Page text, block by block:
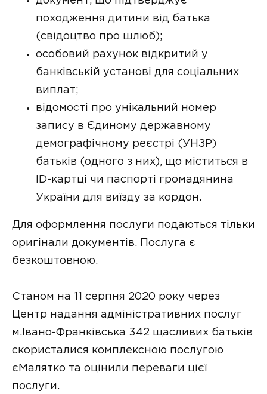
походження дитини від батька
(свідоцтво про шлюб);
особовий рахунок відкритий у
банківській установі для соціальних
виплат;
відомості про унікальний номер
запису в Єдиному державному
демографічному реєстрі (УНЗР)
батьків (одного з них), що міститься в
ID-картці чи паспорті громадянина
України для виїзду за кордон.
Для оформлення послуги подаються тільки
оригінали документів. Послуга є
безкоштовною.
Станом на 11 серпня 2020 року через
Центр надання адміністративних послуг
м.Івано-Франківська 342 щасливих батьків
скористалися комплексною послугою
єМалятко та оцінили переваги цієї
послуги.